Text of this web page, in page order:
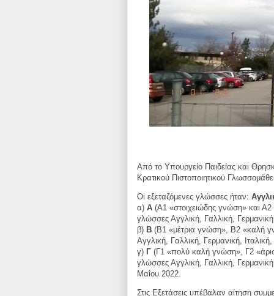
Από το Υπουργείο Παιδείας και
Κρατικού Πιστοποιητικού
Οι εξεταζόμενες γλώσσες ήταν:
α) Α (Α1 «στοιχειώδης γνώση» και Α2
γλώσσες Αγγλική, Γαλλική, Γερμανική,
β) Β (Β1 «μέτρια γνώση», Β2 «καλή
Αγγλική, Γαλλική, Γερμανική, Ιταλική,
γ) Γ (Γ1 «πολύ καλή γνώση», Γ2
γλώσσες Αγγλική, Γαλλική,
Μαΐου 2022.
Στις Εξετάσεις υπέβαλαν αίτηση